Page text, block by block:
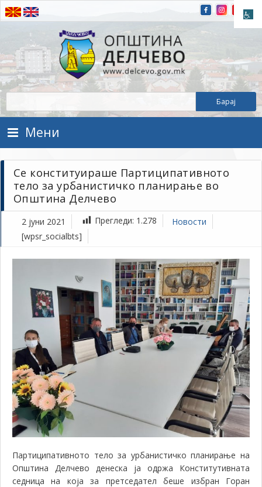
Прескокнете на содржината
Општина Делчево
Општина Делчево
Мени
Се конституираше Партиципативното
тело за урбанистичко планирање во
Општина Делчево
2 јуни 2021 Прегледи: 1.278
Новости
[wpsr_socialbts]
Партиципативното тело за урбанистичко планирање на
Општина Делчево денеска ја одржа Конститутивната
седница на која за претседател беше избран Горан